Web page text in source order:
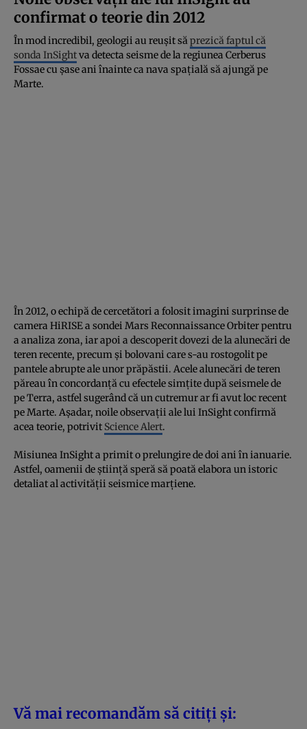
confirmat o teorie din 2012
În mod incredibil, geologii au reușit săprezică faptul că
sonda InSightva detecta seisme de la regiunea Cerberus
Fossae cu șase ani înainte ca nava spațială să ajungă pe
Marte.
În 2012, o echipă de cercetători a folosit imagini surprinse de
camera HiRISE a sondei Mars Reconnaissance Orbiter pentru
a analiza zona, iar apoi a descoperit dovezi de la alunecări de
teren recente, precum și bolovani care s-au rostogolit pe
pantele abrupte ale unor prăpăstii. Acele alunecări de teren
păreau în concordanță cu efectele simțite după seismele de
pe Terra, astfel sugerând că un cutremur ar fi avut loc recent
pe Marte. Așadar, noile observații ale lui InSight confirmă
acea teorie, potrivit Science Alert.
Misiunea InSight a primit o prelungire de doi ani în ianuarie.
Astfel, oamenii de știință speră să poată elabora un istoric
detaliat al activității seismice marțiene.
Vă mai recomandăm să citiți și: